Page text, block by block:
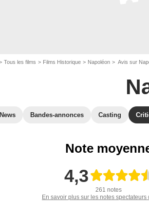
Tous les films Films Historique Napoléon Avis sur
News Bandes-annonces Casting
Note
4,3
261 notes
En savoir plus sur les notes spectateurs